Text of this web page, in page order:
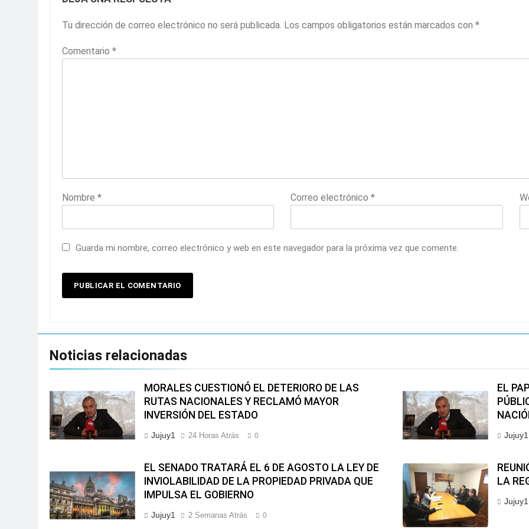
Tu dirección de correo electrónico no será publicada. Los campos obligatorios están marcados con *
Comentario *
Nombre * Correo electrónico*
Guarda mi nombre, correo electrónico y web en este navegador para la próxima vez que comente.
Noticias relacionadas
MORALES CUESTIONÓ EL DETERIORO DE LAS
RUTAS NACIONALES Y RECLAMÓ MAYOR
INVERSIÓN DEL ESTADO
Jujuy1 24 Horas Atrás 0
EL
Jujuy1
EL SENADO TRATARÁ EL 6 DE AGOSTO LA LEY DE
INVIOLABILIDAD DE LA PROPIEDAD PRIVADA QUE
IMPULSA EL GOBIERNO
Jujuy1 2 Semanas Atrás 0
LA
Jujuy1